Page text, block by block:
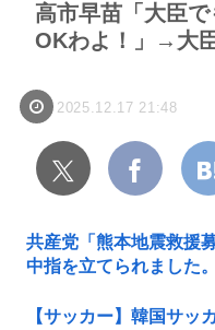
高市早苗「大臣
OKわよ！」→大
2025.12.17 21:48
共産党「熊本地震救援
中指を立てられました
【サッカー】韓国サ